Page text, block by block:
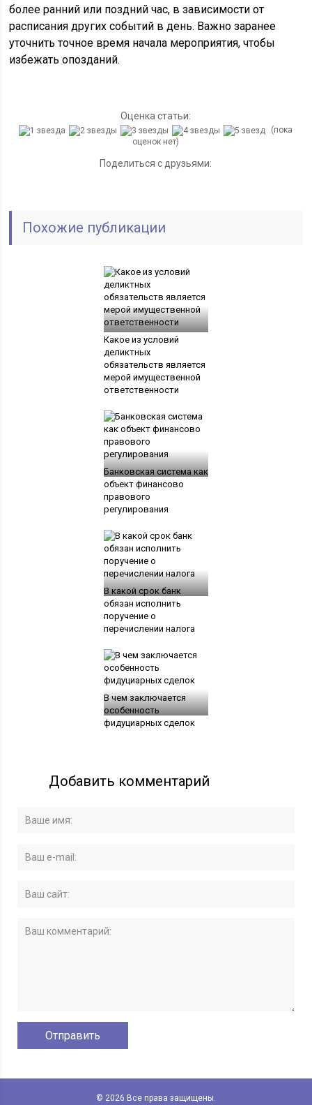
более ранний или поздний час, в зависимости от
расписания других событий в день. Важно заранее
уточнить точное время начала мероприятия, чтобы
избежать опозданий.
Оценка статьи:
(пока
оценок нет)
Поделиться с друзьями:
Похожие публикации
Какое из условий
деликтных
обязательств является
мерой имущественной
ответственности
Банковская система как
объект финансово
правового
регулирования
В какой срок банк
обязан исполнить
поручение о
перечислении налога
В чем заключается
особенность
фидуциарных сделок
Добавить комментарий
© 2026 Все права защищены.